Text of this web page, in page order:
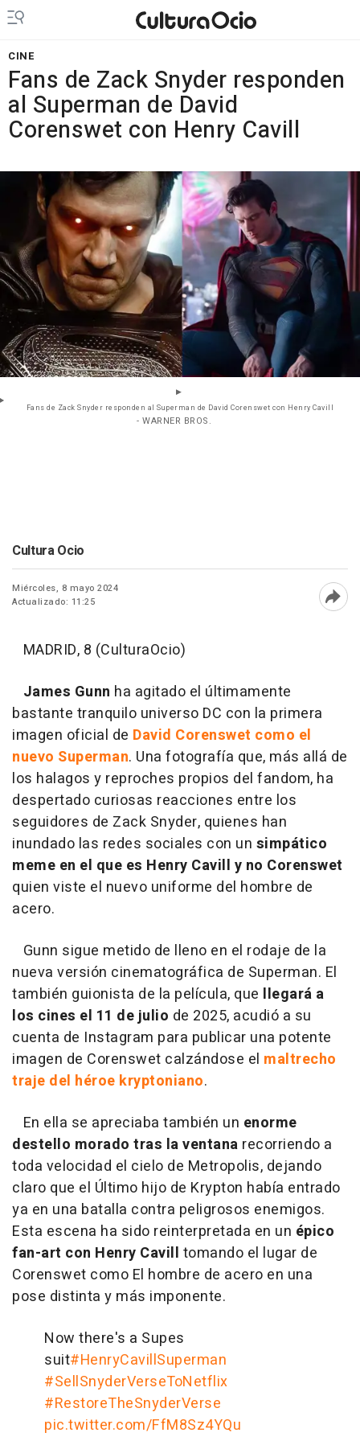
CINE
Fans de Zack Snyder responden
al Superman de David
Corenswet con Henry Cavill
Fans de Zack Snyder responden al Superman de David Corenswet con Henry Cavill
- WARNER BROS.
Cultura Ocio
Miércoles, 8 mayo 2024
Actualizado: 11:25
MADRID, 8 (CulturaOcio)
James Gunn ha agitado el últimamente
bastante tranquilo universo DC con la primera
imagen oficial de David Corenswet como el
nuevo Superman. Una fotografía que, más allá de
los halagos y reproches propios del fandom, ha
despertado curiosas reacciones entre los
seguidores de Zack Snyder, quienes han
inundado las redes sociales con un simpático
meme en el que es Henry Cavill y no Corenswet
quien viste el nuevo uniforme del hombre de
acero.
Gunn sigue metido de lleno en el rodaje de la
nueva versión cinematográfica de Superman. El
también guionista de la película, que llegará a
los cines el 11 de julio de 2025, acudió a su
cuenta de Instagram para publicar una potente
imagen de Corenswet calzándose el maltrecho
traje del héroe kryptoniano.
En ella se apreciaba también un enorme
destello morado tras la ventana recorriendo a
toda velocidad el cielo de Metropolis, dejando
claro que el Último hijo de Krypton había entrado
ya en una batalla contra peligrosos enemigos.
Esta escena ha sido reinterpretada en un épico
fan-art con Henry Cavill tomando el lugar de
Corenswet como El hombre de acero en una
pose distinta y más imponente.
Now there's a Supes
suit#HenryCavillSuperman
#SellSnyderVerseToNetflix
#RestoreTheSnyderVerse
pic.twitter.com/FfM8Sz4YQu